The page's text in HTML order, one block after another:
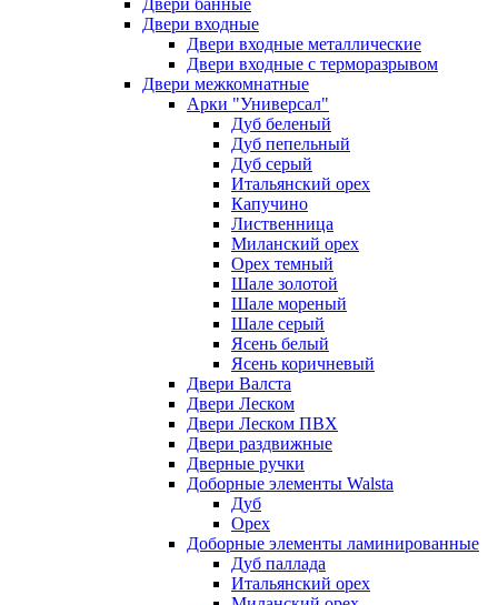
Двери банные
Двери входные
Двери входные металлические
Двери входные с терморазрывом
Двери межкомнатные
Арки "Универсал"
Дуб беленый
Дуб пепельный
Дуб серый
Итальянский орех
Капучино
Лиственница
Миланский орех
Орех темный
Шале золотой
Шале мореный
Шале серый
Ясень белый
Ясень коричневый
Двери Валста
Двери Леском
Двери Леском ПВХ
Двери раздвижные
Дверные ручки
Доборные элементы Walsta
Дуб
Орех
Доборные элементы ламинированные
Дуб паллада
Итальянский орех